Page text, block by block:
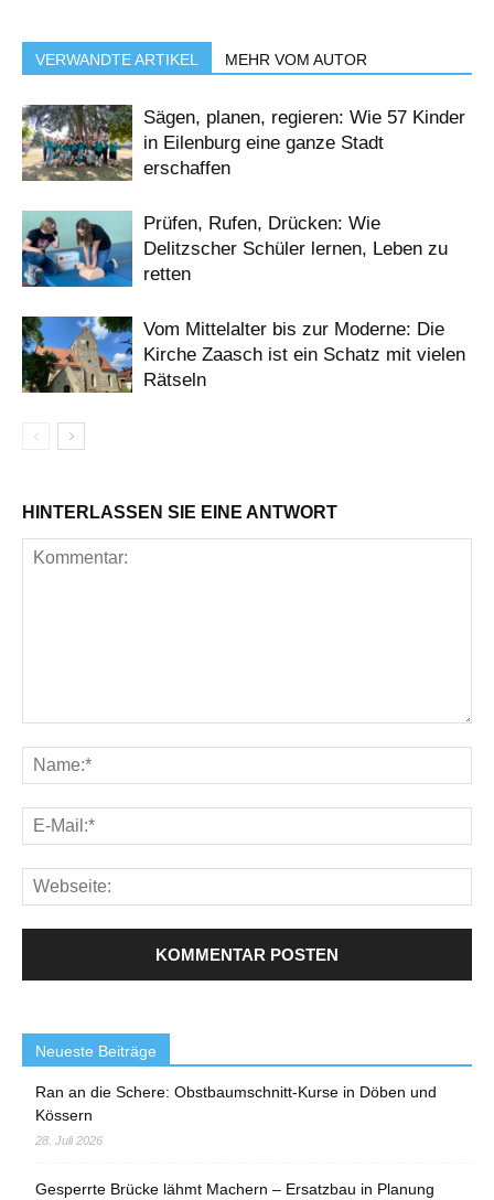
VERWANDTE ARTIKEL MEHR VOM AUTOR
Sägen, planen, regieren: Wie 57 Kinder
in Eilenburg eine ganze Stadt
erschaffen
Prüfen, Rufen, Drücken: Wie
Delitzscher Schüler lernen, Leben zu
retten
Vom Mittelalter bis zur Moderne: Die
Kirche Zaasch ist ein Schatz mit vielen
Rätseln
HINTERLASSEN SIE EINE ANTWORT
Neueste Beiträge
Ran an die Schere: Obstbaumschnitt-Kurse in Döben und
Kössern
28. Juli 2026
Gesperrte Brücke lähmt Machern – Ersatzbau in Planung